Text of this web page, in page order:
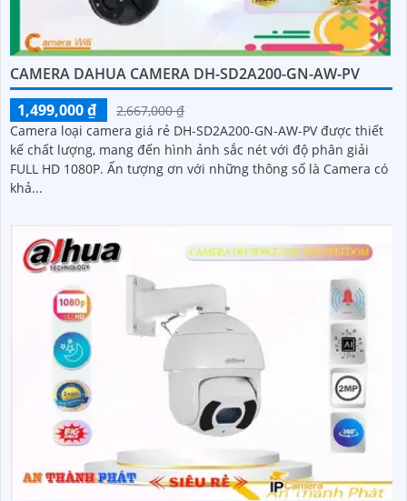
CAMERA DAHUA CAMERA DH-SD2A200-GN-AW-PV
1,499,000 ₫
2,667,000 ₫
Camera loại camera giá rẻ DH-SD2A200-GN-AW-PV được thiết
kế chất lượng, mang đến hình ảnh sắc nét với độ phân giải
FULL HD 1080P. Ấn tượng ơn với những thông số là Camera có
khả...